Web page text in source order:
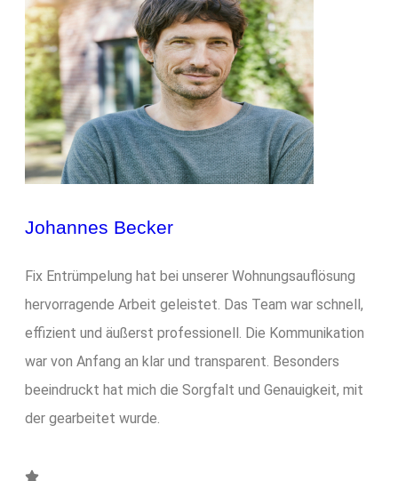
Johannes Becker
Fix Entrümpelung hat bei unserer Wohnungsauflösung
hervorragende Arbeit geleistet. Das Team war schnell,
effizient und äußerst professionell. Die Kommunikation
war von Anfang an klar und transparent. Besonders
beeindruckt hat mich die Sorgfalt und Genauigkeit, mit
der gearbeitet wurde.